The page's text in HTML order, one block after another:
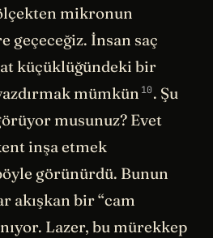
mikronun
geçeceğiz. İnsan saç
küçüklüğündeki bir
mümkün 10. Şu
musunuz? Evet
inşa etmek
görünürdü. Bunun
akışkan bir “cam
Lazer, bu mürekkep